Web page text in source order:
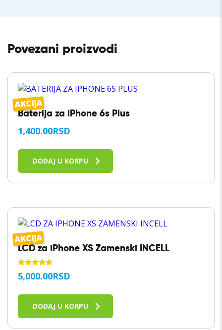
Povezani proizvodi
AKCIJA
Baterija za iPhone 6s Plus
1,400.00RSD
DODAJ U KORPU
AKCIJA
LCD za iPhone XS Zamenski INCELL
OCENJENO
SA
5,000.00RSD
DODAJ U KORPU